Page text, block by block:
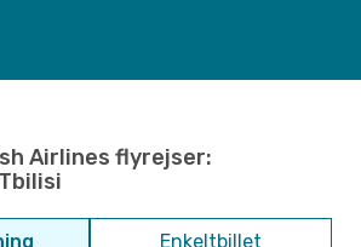
Airlines flyrejser:
Enkeltbillet